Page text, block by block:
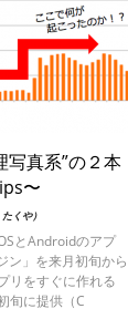
真系”の２本
〜
くや）
とAndroidのアプ
ン」を来月初旬から
リをすぐに作れる
旬に提供（C